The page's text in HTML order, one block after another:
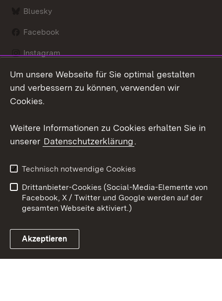
Bluesky
Facebook
Instagram
LinkedIn
Link zum Landesportal
Datenschutz
Barrierefreiheit
Impressum
Cookies
Um unsere Webseite für Sie optimal gestalten
und verbessern zu können, verwenden wir
Cookies.
Weitere Informationen zu Cookies erhalten Sie in
unserer Datenschutzerklärung.
Technisch notwendige Cookies
Drittanbieter-Cookies (Social-Media-Elemente von
Facebook, X / Twitter und Google werden auf der
gesamten Webseite aktiviert.)
Akzeptieren